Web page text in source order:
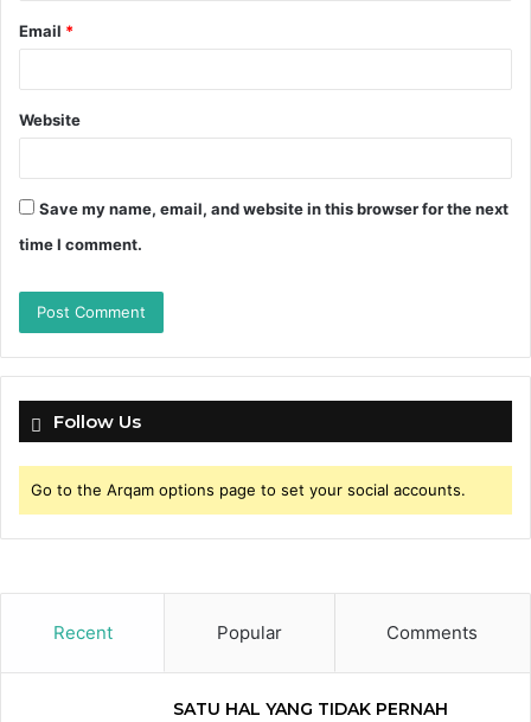
Email *
Website
Save my name, email, and website in this browser for the next
time I comment.
Follow Us
Go to the Arqam options page to set your social accounts.
Recent Popular Comments
SATU HAL YANG TIDAK PERNAH